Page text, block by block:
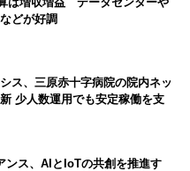
どが好調
ス、三原赤十字病院の院内ネッ
少人数運用でも安定稼働を支
ンス、AIとIoTの共創を推進す